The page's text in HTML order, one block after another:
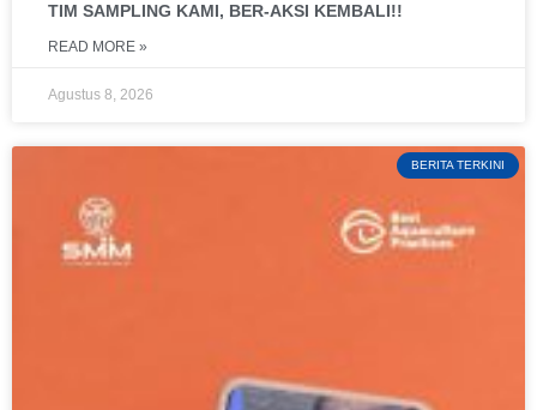
TIM SAMPLING KAMI, BER-AKSI KEMBALI!!
READ MORE »
Agustus 8, 2026
BERITA TERKINI